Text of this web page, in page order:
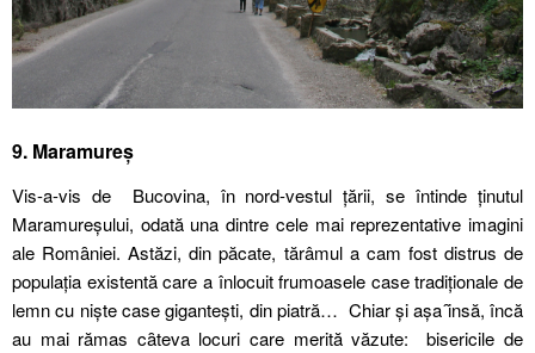
9. Maramureș
Vis-a-vis de Bucovina, în nord-vestul țării, se întinde ținutul
Maramureșului, odată una dintre cele mai reprezentative imagini
ale Romȃniei. Astăzi, din păcate, tărâmul a cam fost distrus de
populația existentă care a înlocuit frumoasele case tradiționale de
lemn cu niște case gigantești, din piatră… Chiar și așa ȋnsă, încă
au mai rămas cȃteva locuri care merită văzute: bisericile de